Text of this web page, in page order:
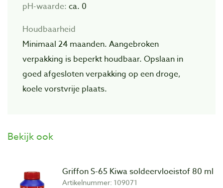
pH-waarde: ca. 0
Houdbaarheid
Minimaal 24 maanden. Aangebroken
verpakking is beperkt houdbaar. Opslaan in
goed afgesloten verpakking op een droge,
koele vorstvrije plaats.
Bekijk ook
Griffon S-65 Kiwa soldeervloeistof 80 ml
Artikelnummer: 109071